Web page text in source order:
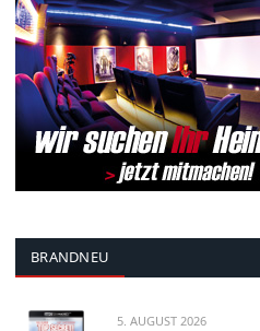
BRANDNEU
5. AUGUST 2026